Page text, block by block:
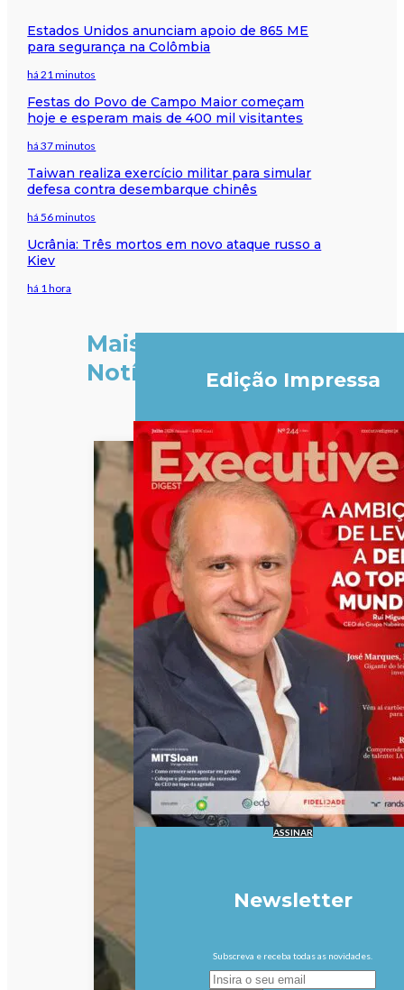
Estados Unidos anunciam apoio de 865 ME
para segurança na Colômbia
há 21 minutos
Festas do Povo de Campo Maior começam
hoje e esperam mais de 400 mil visitantes
há 37 minutos
Taiwan realiza exercício militar para simular
defesa contra desembarque chinês
há 56 minutos
Ucrânia: Três mortos em novo ataque russo a
Kiev
há 1 hora
Mais
Notícias
Edição Impressa
ASSINAR
Newsletter
Subscreva e receba todas as novidades.